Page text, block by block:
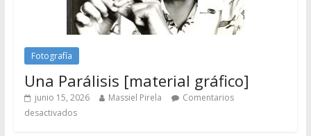
Fotografía
Una Parálisis [material gráfico]
junio 15, 2026 Massiel Pirela
Comentarios
desactivados